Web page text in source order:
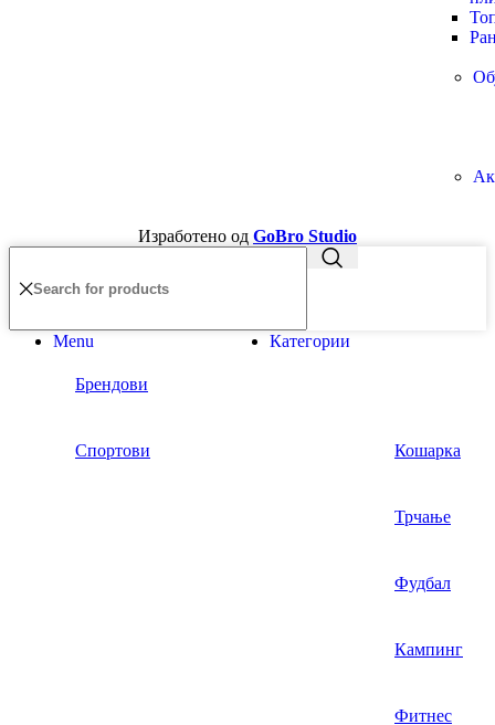
Изработено од GoBro Studio
Menu Категории
Брендови
Спортови Кошарка
Трчање
Фудбал
Кампинг
Фитнес